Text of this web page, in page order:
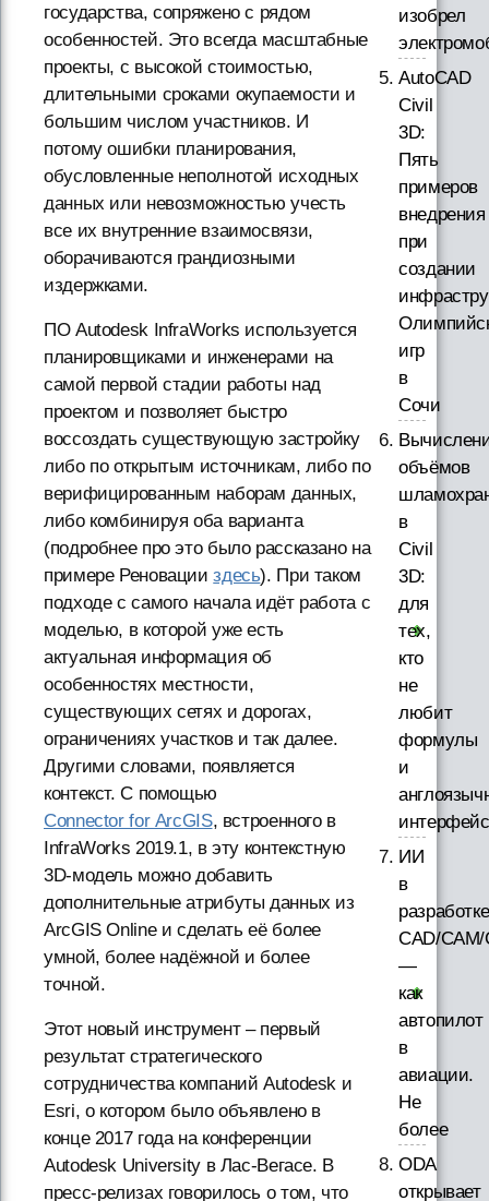
государства, сопряжено с рядом
особенностей. Это всегда масштабные
проекты, с высокой стоимостью,
длительными сроками окупаемости и
большим числом участников. И
потому ошибки планирования,
обусловленные неполнотой исходных
данных или невозможностью учесть
все их внутренние взаимосвязи,
оборачиваются грандиозными
издержками.
ПО Autodesk InfraWorks используется
планировщиками и инженерами на
самой первой стадии работы над
проектом и позволяет быстро
воссоздать существующую застройку
либо по открытым источникам, либо по
верифицированным наборам данных,
либо комбинируя оба варианта
(подробнее про это было рассказано на
примере Реновацииздесь). При таком
подходе с самого начала идёт работа с
моделью, в которой уже есть
актуальная информация об
особенностях местности,
существующих сетях и дорогах,
ограничениях участков и так далее.
Другими словами, появляется
контекст. С помощью
Connector for ArcGIS, встроенного в
InfraWorks 2019.1, в эту контекстную
3D-модель можно добавить
дополнительные атрибуты данных из
ArcGIS Online и сделать её более
умной, более надёжной и более
точной.
Этот новый инструмент – первый
результат стратегического
сотрудничества компаний Autodesk и
Esri, о котором было объявлено в
конце 2017 года на конференции
Autodesk University в Лас-Вегасе. В
пресс-релизах говорилось о том, что
изобрел
AutoCAD
Civil
3D:
Пять
примеров
внедрения
при
создании
игр
в
Сочи
объёмов
в
Civil
3D:
для
тех,
кто
не
любит
формулы
и
ИИ
в
разработке
CAD/
—
как
автопилот
в
авиации.
Не
более
ODA
открывает